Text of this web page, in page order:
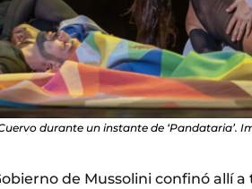
durante un instante de ‘Pandataria’.
de Mussolini confinó allí a